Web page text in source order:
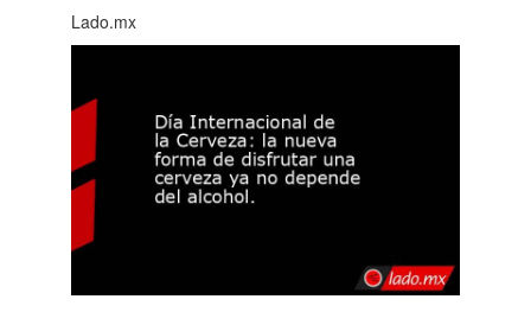
Lado.mx